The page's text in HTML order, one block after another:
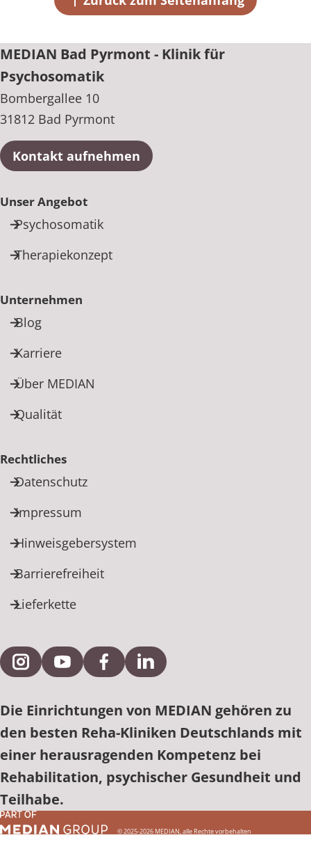
MEDIAN Bad Pyrmont - Klinik für
Psychosomatik
Bombergallee 10
31812 Bad Pyrmont
Kontakt aufnehmen
Unser Angebot
Psychosomatik
Therapiekonzept
Unternehmen
Blog
Karriere
Über MEDIAN
Qualität
Rechtliches
Datenschutz
Impressum
Hinweisgebersystem
Barrierefreiheit
Lieferkette
Externe Verlinkung zu Instagram
Externe Verlinkung zu YouTube
Externe Verlinkung zu Facebook
Externe Verlinkung zu
Die Einrichtungen von MEDIAN gehören zu
den besten Reha-Kliniken Deutschlands mit
einer herausragenden Kompetenz bei
Rehabilitation, psychischer Gesundheit und
Teilhabe.
© 2025-2026 MEDIAN, alle Rechte vorbehalten